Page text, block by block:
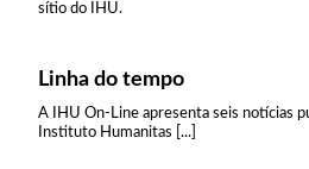
sítio do IHU.
Linha do tempo
A IHU On-Line apresenta seis notícias
Instituto Humanitas [...]